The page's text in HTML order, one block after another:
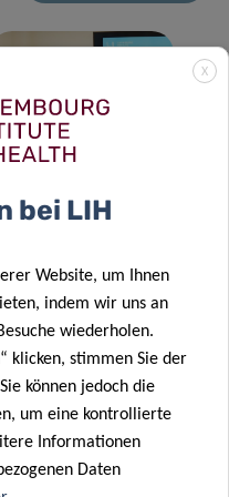
30 Nov. 2020
Solidarity in
COVID-19
24 Nov. 2020
Predi-COVID
preliminary
results
Innovative
machine-
learning
X
bei LIH
Website, um Ihnen
indem wir uns an
wiederholen.
klicken, stimmen Sie der
können jedoch die
um eine kontrollierte
Informationen
Daten